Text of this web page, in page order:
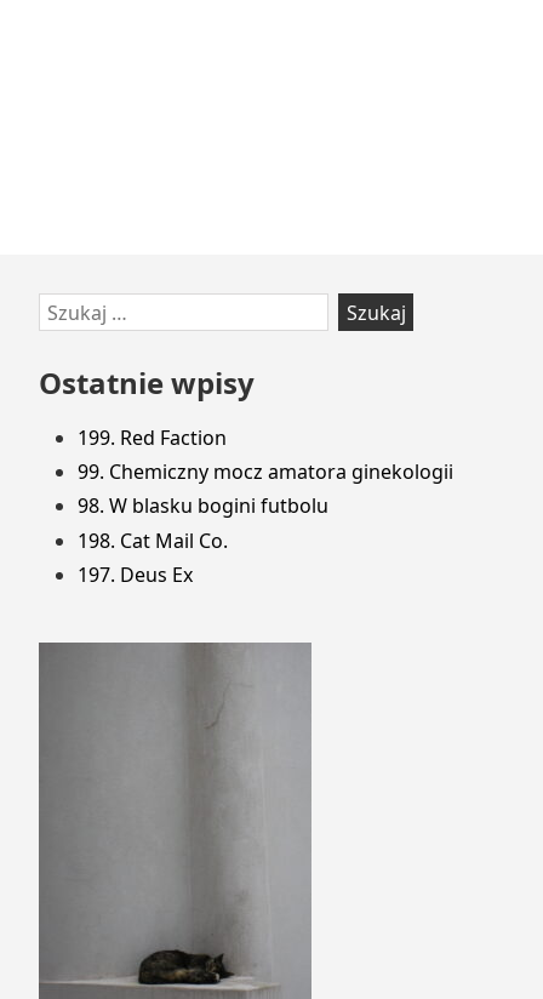
Przejdź
do
stopki
Szukaj:
Ostatnie wpisy
199. Red Faction
99. Chemiczny mocz amatora ginekologii
98. W blasku bogini futbolu
198. Cat Mail Co.
197. Deus Ex